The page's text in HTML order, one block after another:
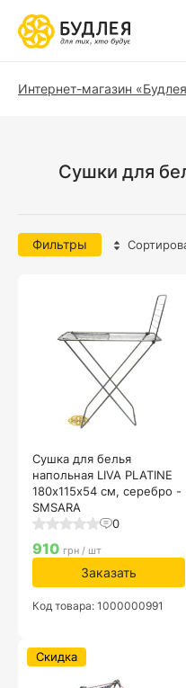
Интернет-магазин
Сушки для
Фильтры
Сушка для белья
напольная LIVA PLATINE
180х115х54 см, серебро -
SMSARA
0
910 грн / шт
Заказать
Код товара: 1000000991
Скидка